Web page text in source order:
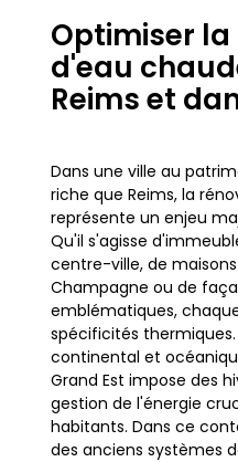
Optimiser
d'eau
Reims et
Dans une ville au
riche que Reims, la
représente un enjeu
Qu'il s'agisse
centre-ville, de
Champagne ou de
emblématiques,
spécificités
continental et
Grand Est impose des
gestion de l'énergie
habitants. Dans ce
des anciens systèmes